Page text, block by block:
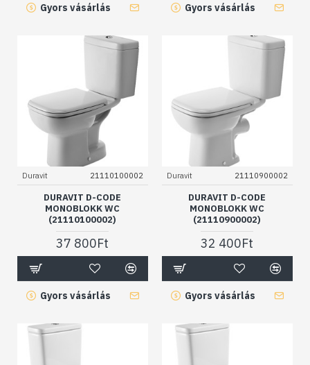
Gyors vásárlás Gyors vásárlás
Duravit 21110100002
DURAVIT D-CODE
MONOBLOKK WC
(21110100002)
37 800Ft
Gyors vásárlás
Duravit 21110900002
DURAVIT D-CODE
MONOBLOKK WC
(21110900002)
32 400Ft
Gyors vásárlás